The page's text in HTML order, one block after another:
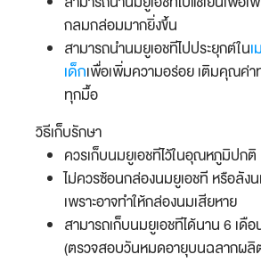
กลมกล่อมมากยิ่งขึ้น
สามารถนำนมยูเอชทีไปประยุกต์ใน
เด็กเพื่อเพิ่มความอร่อย เติมคุณค่า
ทุกมื้อ
วิธีเก็บรักษา
ควรเก็บนมยูเอชทีไว้ในอุณหภูมิปกติ
ไม่ควรซ้อนกล่องนมยูเอชที หรือลัง
เพราะอาจทำให้กล่องนมเสียหาย
สามารถเก็บนมยูเอชทีได้นาน 6 เดือ
(ตรวจสอบวันหมดอายุบนฉลากผ